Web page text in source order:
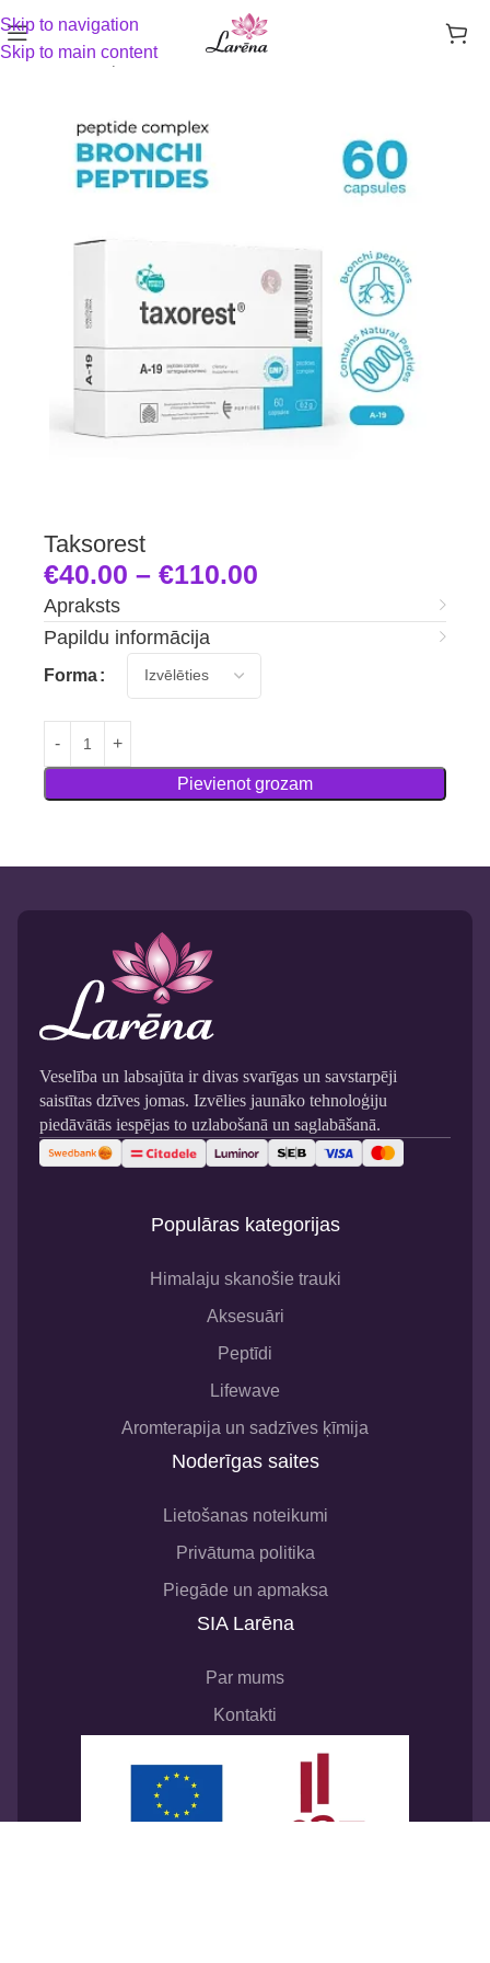
Skip to navigation
Skip to main content
Sākums Peptīdi Citomaksi
Taksorest
€40.00 – €110.00
Apraksts
Papildu informācija
Forma
Pievienot grozam
Veselība un labsajūta ir divas svarīgas un savstarpēji
saistītas dzīves jomas. Izvēlies jaunāko tehnoloģiju
piedāvātās iespējas to uzlabošanā un saglabāšanā.
Populāras kategorijas
Himalaju skanošie trauki
Aksesuāri
Peptīdi
Lifewave
Aromterapija un sadzīves ķīmija
Noderīgas saites
Lietošanas noteikumi
Privātuma politika
Piegāde un apmaksa
SIA Larēna
Par mums
Kontakti